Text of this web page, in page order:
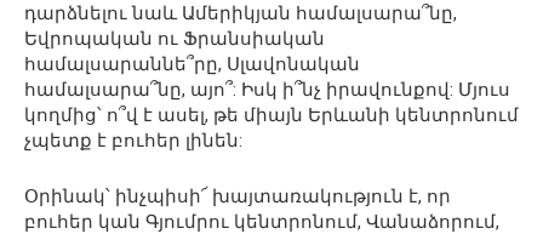
դարձնելու նաև Ամերիկյան համալսարա՞նը,
Եվրոպական ու Ֆրանսիական
համալսարաննե՞րը, Սլավոնական
համալսարա՞նը, այո՞: Իսկ ի՞նչ իրավունքով: Մյուս
կողմից՝ ո՞վ է ասել, թե միայն Երևանի կենտրոնում
չպետք է բուհեր լինեն:
Օրինակ՝ ինչպիսի՜ խայտառակություն է, որ
բուհեր կան Գյումրու կենտրոնում, Վանաձորում,